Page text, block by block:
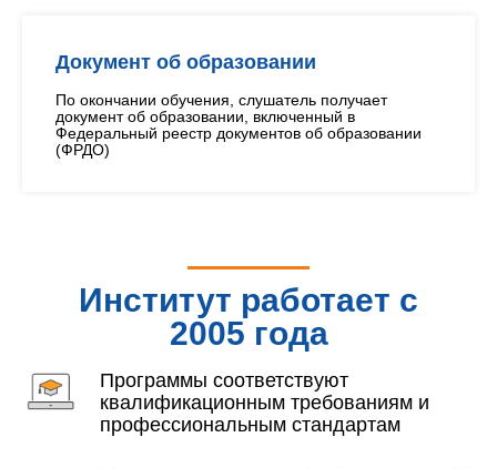
Документ об образовании
По окончании обучения, слушатель получает
документ об образовании, включенный в
Федеральный реестр документов об образовании
(ФРДО)
Институт работает с
2005 года
Программы соответствуют
квалификационным требованиям и
профессиональным стандартам